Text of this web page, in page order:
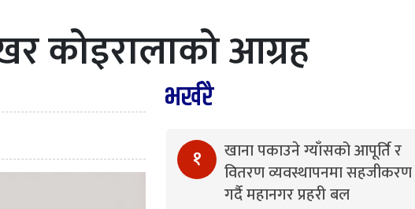
कोइरालाको आग्रह
भर्खरै
१
खाना पकाउने ग्याँसको आपूर्ति र
वितरण व्यवस्थापनमा सहजीकरण
गर्दै महानगर प्रहरी बल